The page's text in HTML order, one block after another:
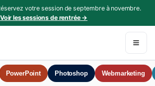
votre session de septembre à novembre.
Voir les sessions de rentrée →
PowerPoint Photoshop Webmarketing